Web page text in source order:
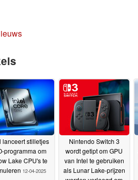
lanceert stilletjes
programma om
Lake CPU's te
12-04-2025
Nintendo Switch 3
wordt getipt om GPU
van Intel te gebruiken
als Lunar Lake-prijzen